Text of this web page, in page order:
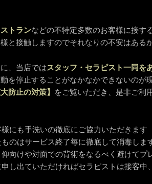
トランなどの不特定多数のお客様に接す
と接触しますのでそれなりの不安はある
、当店ではスタッフ・セラピスト一同を
を停止することがなかなかできないのが
防止の対策】
をご覧いただき、是非ご利
にも手洗いの徹底にご協力いただきます
のはサービス終了毎に徹底して消毒しま
向けや対面での背術をなるべく避けてプ
し出ていただければセラピストは接客中